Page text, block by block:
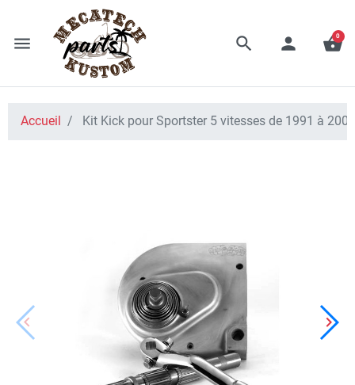
menu search person shopping_basket
0
Accueil Kit Kick pour Sportster 5 vitesses de 1991 à 2003
Précédent
keyboard_arrow_left keyboard_arrow_right